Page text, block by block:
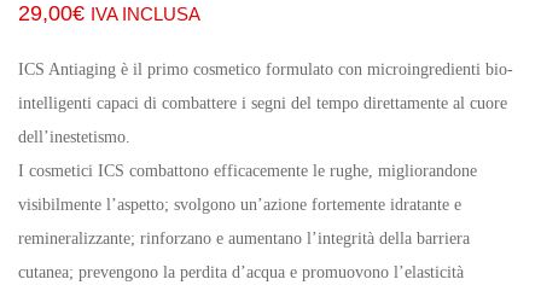
29,00€ IVA INCLUSA
ICS Antiaging è il primo cosmetico formulato con microingredienti bio-
intelligenti capaci di combattere i segni del tempo direttamente al cuore
dell’inestetismo.
I cosmetici ICS combattono efficacemente le rughe, migliorandone
visibilmente l’aspetto; svolgono un’azione fortemente idratante e
remineralizzante; rinforzano e aumentano l’integrità della barriera
cutanea; prevengono la perdita d’acqua e promuovono l’elasticità